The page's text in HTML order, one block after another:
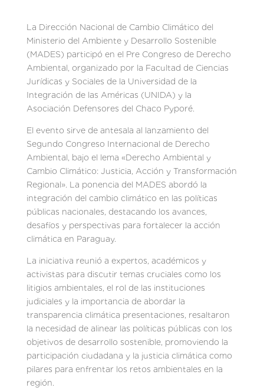
La Dirección Nacional de Cambio Climático del
Ministerio del Ambiente y Desarrollo Sostenible
(MADES) participó en el Pre Congreso de Derecho
Ambiental, organizado por la Facultad de Ciencias
Jurídicas y Sociales de la Universidad de la
Integración de las Américas (UNIDA) y la
Asociación Defensores del Chaco Pyporé.
El evento sirve de antesala al lanzamiento del
Segundo Congreso Internacional de Derecho
Ambiental, bajo el lema «Derecho Ambiental y
Cambio Climático: Justicia, Acción y Transformación
Regional». La ponencia del MADES abordó la
integración del cambio climático en las políticas
públicas nacionales, destacando los avances,
desafíos y perspectivas para fortalecer la acción
climática en Paraguay.
La iniciativa reunió a expertos, académicos y
activistas para discutir temas cruciales como los
litigios ambientales, el rol de las instituciones
judiciales y la importancia de abordar la
transparencia climática presentaciones, resaltaron
la necesidad de alinear las políticas públicas con los
objetivos de desarrollo sostenible, promoviendo la
participación ciudadana y la justicia climática como
pilares para enfrentar los retos ambientales en la
región.